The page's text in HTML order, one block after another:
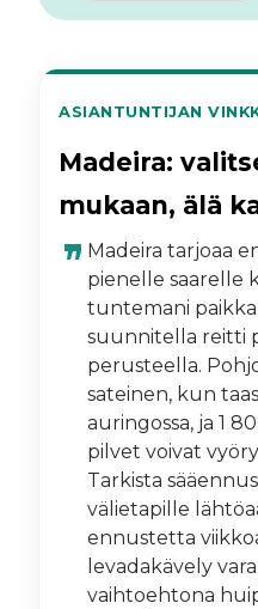
ASIANTUNTIJAN
Madeira:
mukaan, älä
Madeira tarjoaa
pienelle saarelle
tuntemani
suunnitella reitti
perusteella.
sateinen, kun
auringossa, ja 1
pilvet voivat
Tarkista
välietapille
ennustetta
levadakävely
vaihtoehtona